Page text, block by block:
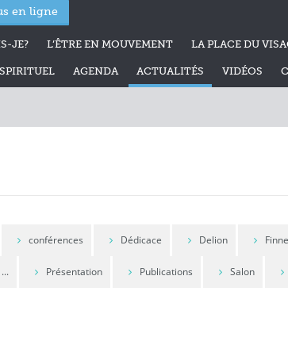
en ligne
JE? L’ÊTRE EN MOUVEMENT LA PLACE DU
AGENDA ACTUALITÉS VIDÉOS
conférences Dédicace Delion
Présentation Publications Salon